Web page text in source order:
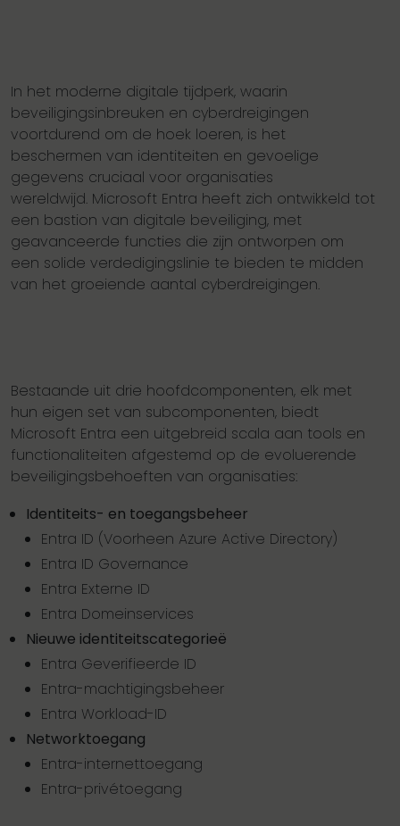
In het moderne digitale tijdperk, waarin
beveiligingsinbreuken en cyberdreigingen
voortdurend om de hoek loeren, is het
beschermen van identiteiten en gevoelige
gegevens cruciaal voor organisaties
wereldwijd. Microsoft Entra heeft zich ontwikkeld tot
een bastion van digitale beveiliging, met
geavanceerde functies die zijn ontworpen om
een solide verdedigingslinie te bieden te midden
van het groeiende aantal cyberdreigingen.
Bestaande uit drie hoofdcomponenten, elk met
hun eigen set van subcomponenten, biedt
Microsoft Entra een uitgebreid scala aan tools en
functionaliteiten afgestemd op de evoluerende
beveiligingsbehoeften van organisaties:
Identiteits- en toegangsbeheer
Entra ID (Voorheen Azure Active Directory)
Entra ID Governance
Entra Externe ID
Entra Domeinservices
Nieuwe identiteitscategorieë
Entra Geverifieerde ID
Entra-machtigingsbeheer
Entra Workload-ID
Networktoegang
Entra-internettoegang
Entra-privétoegang